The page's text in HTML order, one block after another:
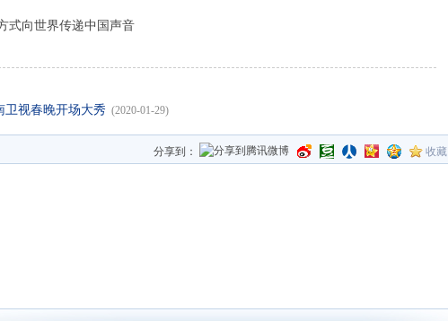
式向世界传递中国声音
卫视春晚开场大秀 (2020-01-29)
分享到： 收藏